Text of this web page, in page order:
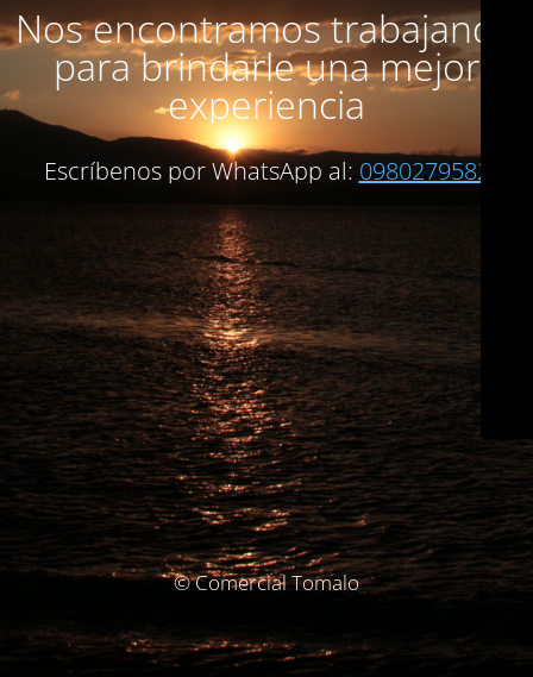
Nos encontramos trabajando
para brindarle una mejor
experiencia
Escríbenos por WhatsApp al: 0980279582
© Comercial Tomalo